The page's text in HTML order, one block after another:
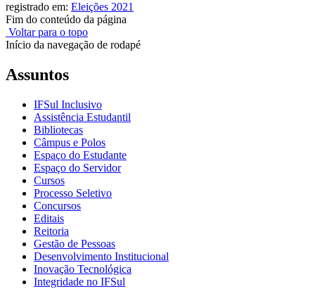
registrado em: Eleições 2021
Fim do conteúdo da página
Voltar para o topo
Início da navegação de rodapé
Assuntos
IFSul Inclusivo
Assistência Estudantil
Bibliotecas
Câmpus e Polos
Espaço do Estudante
Espaço do Servidor
Cursos
Processo Seletivo
Concursos
Editais
Reitoria
Gestão de Pessoas
Desenvolvimento Institucional
Inovação Tecnológica
Integridade no IFSul